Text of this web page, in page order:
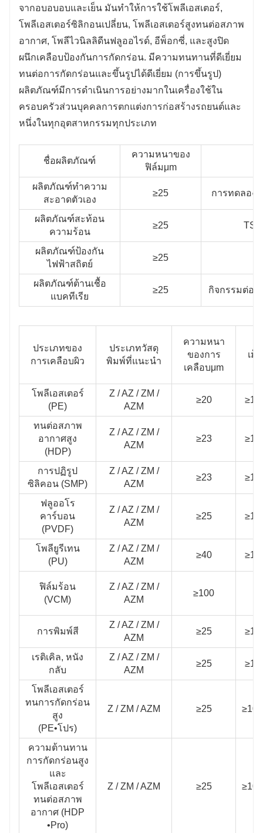
และอุตสาหกรรมอื่น ๆ
จากอบอบอบและเย็น มันทําให้การใช้โพลีเอสเตอร์,
โพลีเอสเตอร์ซิลิกอนเปลี่ยน, โพลีเอสเตอร์สูงทนต่อสภาพ
อากาศ, โพลีไวนิลลิดีนฟลูออไรด์, อีพ็อกซี่, และสูงปิด
ผนึกเคลือบป้องกันการกัดกร่อน. มีความทนทานที่ดีเยี่ยม
ทนต่อการกัดกร่อนและขึ้นรูปได้ดีเยี่ยม (การขึ้นรูป)
ผลิตภัณฑ์มีการดําเนินการอย่างมากในเครื่องใช้ใน
ครอบครัวส่วนบุคคลการตกแต่งการก่อสร้างรถยนต์และ
หนึ่งในทุกอุตสาหกรรมทุกประเภท
ชื่อผลิตภัณฑ์
ความหนาของ
ฟิล์มμm
ผลิตภัณฑ์ทําความ
สะอาดตัวเอง
≥25 การทดลอง
ผลิตภัณฑ์สะท้อน
ความร้อน
≥25
ผลิตภัณฑ์ป้องกัน
ไฟฟ้าสถิตย์
≥25
ผลิตภัณฑ์ต้านเชื้อ
แบคทีเรีย
≥25 กิจกรรมต่อต้
ประเภทของ
การเคลือบผิว
ประเภทวัสดุ
พิมพ์ที่แนะนํา
ความหนา
ของการ
เคลือบμm
เม็ก
โพลีเอสเตอร์
(PE)
Z / AZ / ZM /
AZM
≥20
ทนต่อสภาพ
อากาศสูง
(HDP)
Z / AZ / ZM /
AZM
≥23
การปฏิรูป
ซิลิคอน (SMP)
Z / AZ / ZM /
AZM
≥23
ฟลูออโร
คาร์บอน
(PVDF)
Z / AZ / ZM /
AZM
≥25
โพลียูรีเทน
(PU)
Z / AZ / ZM /
AZM
≥40
ฟิล์มร้อน
(VCM)
Z / AZ / ZM /
AZM
≥100
การพิมพ์สี
Z / AZ / ZM /
AZM
≥25
เรติเคิล, หนัง
กลับ
Z / AZ / ZM /
AZM
≥25
โพลีเอสเตอร์
ทนการกัดกร่อน
สูง
(PE•โปร)
Z / ZM / AZM ≥25
ความต้านทาน
การกัดกร่อนสูง
และ
โพลีเอสเตอร์
ทนต่อสภาพ
อากาศ (HDP
•Pro)
Z / ZM / AZM ≥25